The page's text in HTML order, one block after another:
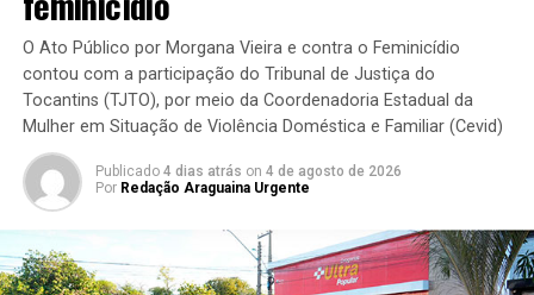
O Ato Público por Morgana Vieira e contra o Feminicídio
contou com a participação do Tribunal de Justiça do
Tocantins (TJTO), por meio da Coordenadoria Estadual da
Mulher em Situação de Violência Doméstica e Familiar (Cevid)
Publicado 4 dias atrás on 4 de agosto de 2026
Por Redação Araguaina Urgente